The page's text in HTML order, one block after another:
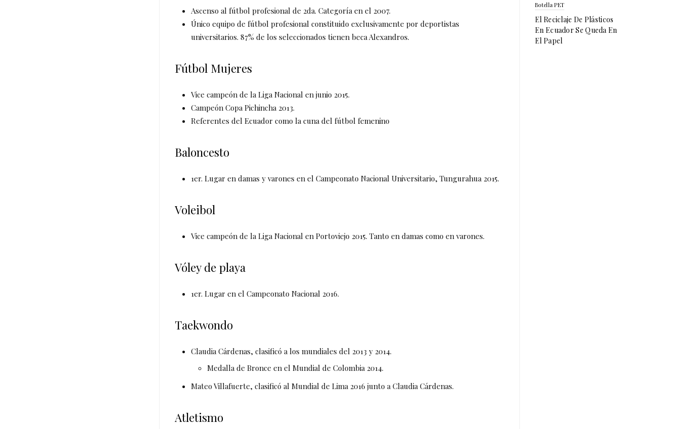
Ascenso al fútbol profesional de 2da. Categoría en el 2007.
Único equipo de fútbol profesional constituido exclusivamente por deportistas
universitarios. 87% de los seleccionados tienen beca Alexandros.
Fútbol Mujeres
Vice campeón de la Liga Nacional en junio 2015.
Campeón Copa Pichincha 2013.
Referentes del Ecuador como la cuna del fútbol femenino
Baloncesto
1er. Lugar en damas y varones en el Campeonato Nacional Universitario, Tungurahua 2015.
Voleibol
Vice campeón de la Liga Nacional en Portoviejo 2015. Tanto en damas como en varones.
Vóley de playa
1er. Lugar en el Campeonato Nacional 2016.
Taekwondo
Claudia Cárdenas, clasificó a los mundiales del 2013 y 2014.
Medalla de Bronce en el Mundial de Colombia 2014.
Mateo Villafuerte, clasificó al Mundial de Lima 2016 junto a Claudia Cárdenas.
Atletismo
Botella PET
El Reciclaje De Plásticos
En Ecuador Se Queda En
El Papel